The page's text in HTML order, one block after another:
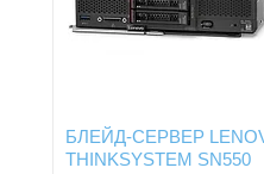
БЛЕЙД-СЕРВЕР
THINKSYSTEM SN550